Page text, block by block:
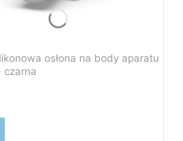
osłona na body aparatu
D780 - czarna